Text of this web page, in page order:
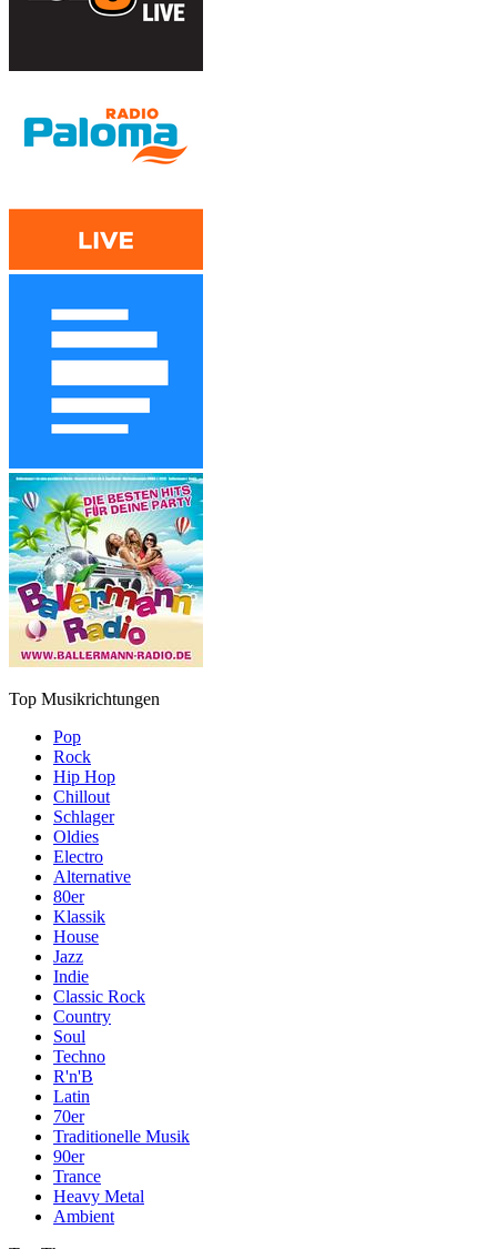
Top Musikrichtungen
Pop
Rock
Hip Hop
Chillout
Schlager
Oldies
Electro
Alternative
80er
Klassik
House
Jazz
Indie
Classic Rock
Country
Soul
Techno
R'n'B
Latin
70er
Traditionelle Musik
90er
Trance
Heavy Metal
Ambient